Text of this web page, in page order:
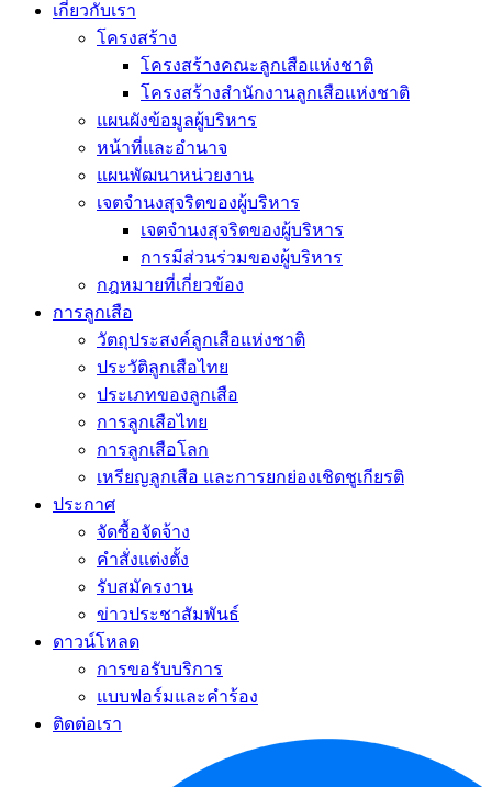
เกี่ยวกับเรา
โครงสร้าง
โครงสร้างคณะลูกเสือแห่งชาติ
โครงสร้างสำนักงานลูกเสือแห่งชาติ
แผนผังข้อมูลผู้บริหาร
หน้าที่และอำนาจ
แผนพัฒนาหน่วยงาน
เจตจำนงสุจริตของผู้บริหาร
เจตจำนงสุจริตของผู้บริหาร
การมีส่วนร่วมของผู้บริหาร
กฎหมายที่เกี่ยวข้อง
การลูกเสือ
วัตถุประสงค์ลูกเสือแห่งชาติ
ประวัติลูกเสือไทย
ประเภทของลูกเสือ
การลูกเสือไทย
การลูกเสือโลก
เหรียญลูกเสือ และการยกย่องเชิดชูเกียรติ
ประกาศ
จัดซื้อจัดจ้าง
คำสั่งแต่งตั้ง
รับสมัครงาน
ข่าวประชาสัมพันธ์
ดาวน์โหลด
การขอรับบริการ
แบบฟอร์มและคำร้อง
ติดต่อเรา